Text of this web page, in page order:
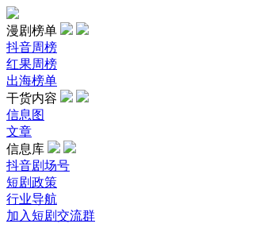
漫剧榜单
抖音周榜
红果周榜
出海榜单
干货内容
信息图
文章
信息库
抖音剧场号
短剧政策
行业导航
加入短剧交流群